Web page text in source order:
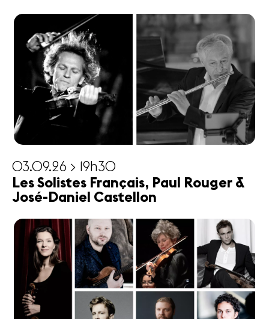
03.09.26 > 19h30
Les Solistes Français, Paul Rouger &
José-Daniel Castellon